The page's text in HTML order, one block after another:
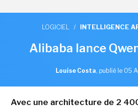
LOGICIEL / INTELLIGENCE
Alibaba lance
Louise Costa, publié le 05
Avec une architecture de 2